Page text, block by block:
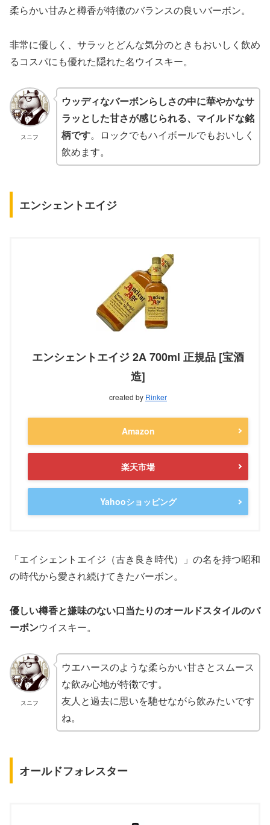
柔らかい甘みと樽香が特徴のバランスの良いバーボン。
非常に優しく、サラッとどんな気分のときもおいしく飲め
るコスパにも優れた隠れた名ウイスキー。
スニフ
ウッディなバーボンらしさの中に華やかなサ
ラッとした甘さが感じられる、マイルドな銘
柄です。ロックでもハイボールでもおいしく
飲めます。
エンシェントエイジ
エンシェントエイジ 2A 700ml 正規品 [宝酒
造]
created by Rinker
Amazon
楽天市場
Yahooショッピング
「エイシェントエイジ（古き良き時代）」の名を持つ昭和
の時代から愛され続けてきたバーボン。
優しい樽香と嫌味のない口当たりのオールドスタイルのバ
ーボンウイスキー。
スニフ
ウエハースのような柔らかい甘さとスムース
な飲み心地が特徴です。
友人と過去に思いを馳せながら飲みたいです
ね。
オールドフォレスター